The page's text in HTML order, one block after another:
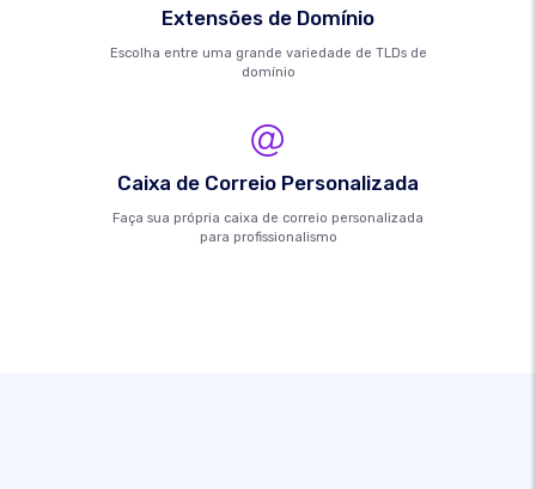
Extensões de Domínio
Escolha entre uma grande variedade de TLDs de
domínio
Caixa de Correio Personalizada
Faça sua própria caixa de correio personalizada
para profissionalismo